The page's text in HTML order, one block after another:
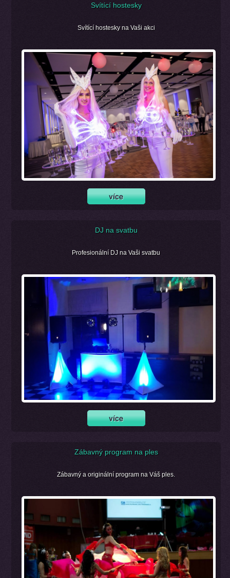
Svítící hostesky
Svítící hostesky na Vaši akci
DJ na svatbu
Profesionální DJ na Vaši svatbu
Zábavný program na ples
Zábavný a originální program na Váš ples.